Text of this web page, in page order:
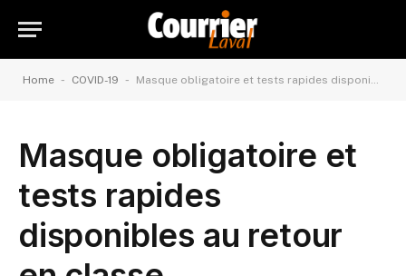
Home - COVID-19 - Masque obligatoire et tests rapides disponibles au retour en classe
Masque obligatoire et
tests rapides
disponibles au retour